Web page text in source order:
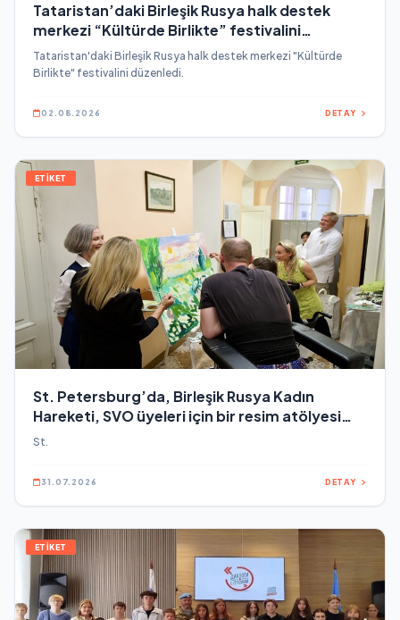
Tataristan’daki Birleşik Rusya halk destek
merkezi “Kültürde Birlikte” festivalini
düzenledi
Tataristan'daki Birleşik Rusya halk destek merkezi "Kültürde
Birlikte" festivalini düzenledi.
02.08.2026 DETAY
ETİKET
St. Petersburg’da, Birleşik Rusya Kadın
Hareketi, SVO üyeleri için bir resim atölyesi
düzenledi
St.
31.07.2026 DETAY
ETİKET